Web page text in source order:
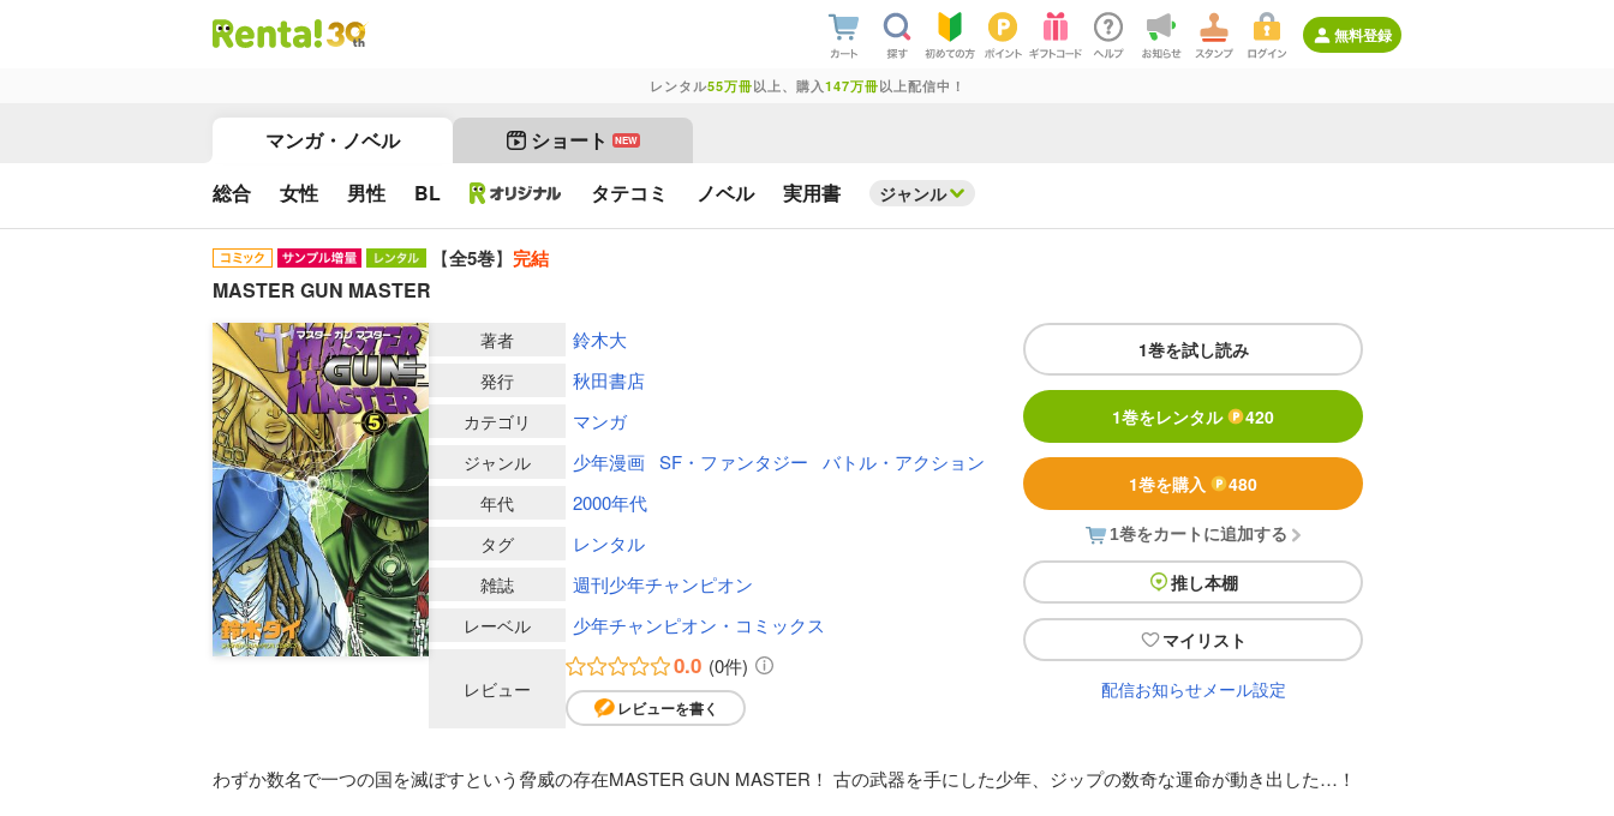
無料登録
レンタル55万冊以上、購入 147万冊以上配信中！
マンガ・ノベル ショート NEW
総合 女性 男性 BL タテコミ ノベル 実用書 ジャンル
【全5巻】 完結
MASTER GUN MASTER
1巻を試し読み
1巻をレンタル 420
1巻を購入 480
1巻をカートに追加する
推し本棚
マイリスト
配信お知らせメール設定
著者 鈴木大
発行 秋田書店
カテゴリ マンガ
ジャンル 少年漫画 SF・ファンタジー バトル・アクション
年代 2000年代
タグ レンタル
雑誌 週刊少年チャンピオン
レーベル 少年チャンピオン・コミックス
レビュー
0.0 (0件)
レビューを書く
わずか数名で一つの国を滅ぼすという脅威の存在MASTER GUN MASTER！ 古の武器を手にした少年、ジップの数奇な運命が動き出した…！